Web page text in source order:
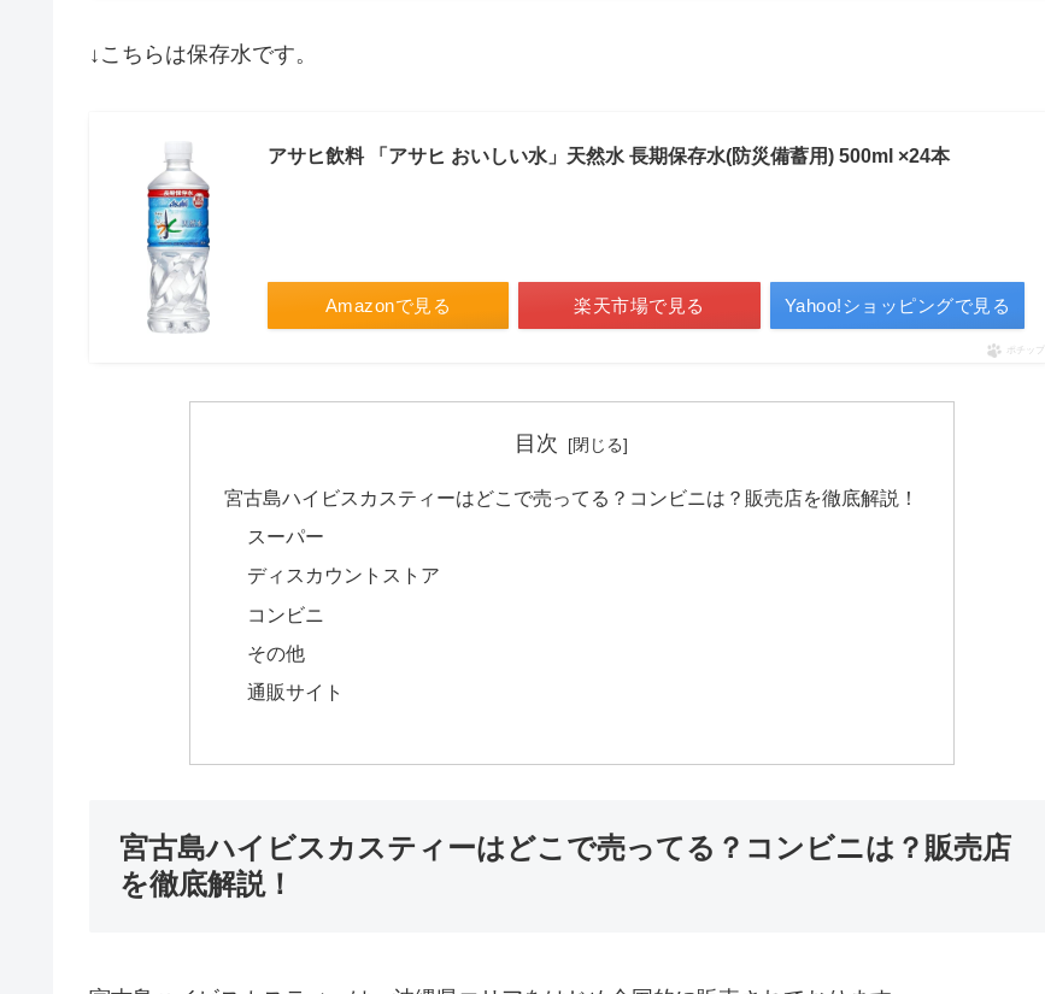
↓こちらは保存水です。
アサヒ飲料 「アサヒ おいしい水」天然水 長期保存水(防災備蓄用) 500ml ×24本
Amazonで見る 楽天市場で見る Yahoo!ショッピングで見る
ポチップ
目次
宮古島ハイビスカスティーはどこで売ってる？コンビニは？販売店を徹底解説！
スーパー
ディスカウントストア
コンビニ
その他
通販サイト
宮古島ハイビスカスティーはどこで売ってる？コンビニは？販売店
を徹底解説！